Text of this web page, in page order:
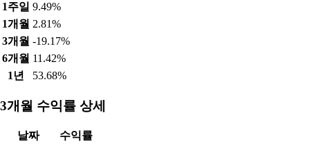
1주일 9.49%
1개월 2.81%
3개월 -19.17%
6개월 11.42%
1년
53.68%
3개월 수익률 상세
날짜
수익률